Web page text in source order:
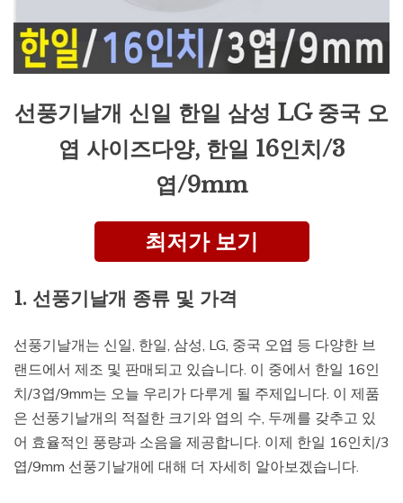
선풍기날개 신일 한일 삼성 LG 중국 오
엽 사이즈다양, 한일 16인치/3
엽/9mm
최저가 보기
1. 선풍기날개 종류 및 가격
선풍기날개는 신일, 한일, 삼성, LG, 중국 오엽 등 다양한 브
랜드에서 제조 및 판매되고 있습니다. 이 중에서 한일 16인
치/3엽/9mm는 오늘 우리가 다루게 될 주제입니다. 이 제품
은 선풍기날개의 적절한 크기와 엽의 수, 두께를 갖추고 있
어 효율적인 풍량과 소음을 제공합니다. 이제 한일 16인치/3
엽/9mm 선풍기날개에 대해 더 자세히 알아보겠습니다.